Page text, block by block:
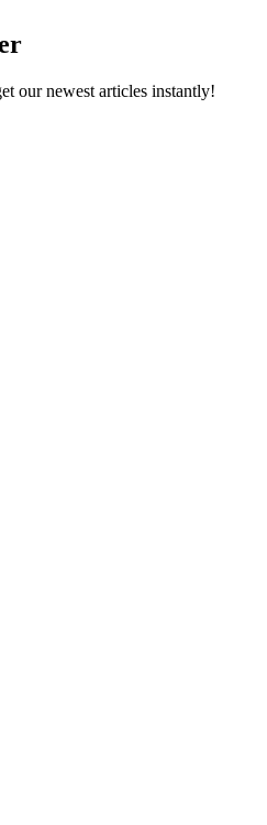
our newest articles instantly!